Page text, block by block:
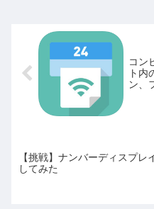
コン
ト内
ン、
【挑戦】ナンバーディスプレ
してみた